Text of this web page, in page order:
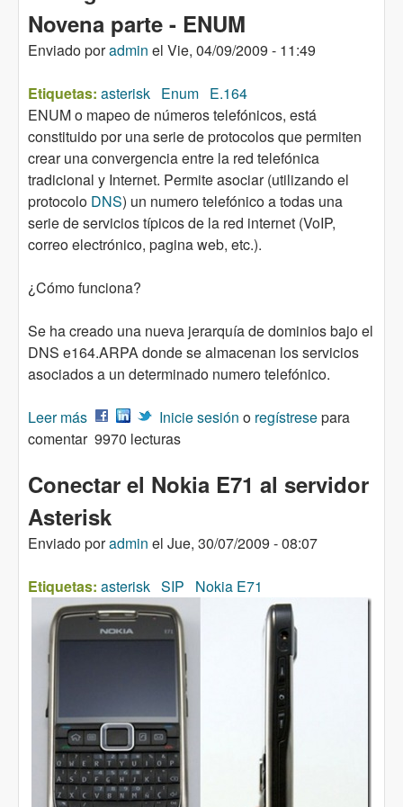
Novena parte - ENUM
Enviado poradmin el Vie, 04/09/2009 - 11:49
Etiquetas: asterisk Enum E.164
ENUM o mapeo de números telefónicos, está
constituido por una serie de protocolos que permiten
crear una convergencia entre la red telefónica
tradicional y Internet. Permite asociar (utilizando el
protocolo DNS) un numero telefónico a todas una
serie de servicios típicos de la red internet (VoIP,
correo electrónico, pagina web, etc.).
¿Cómo funciona?
Se ha creado una nueva jerarquía de dominios bajo el
DNS e164.ARPA donde se almacenan los servicios
asociados a un determinado numero telefónico.
Leer más sobre Configuración de Asterisk 1.6.X - Novena
parte - ENUM
Inicie sesión o regístresepara
comentar 9970 lecturas
Conectar el Nokia E71 al servidor
Asterisk
Enviado poradmin el Jue, 30/07/2009 - 08:07
Etiquetas: asterisk SIP Nokia E71